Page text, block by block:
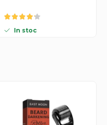
In stoc